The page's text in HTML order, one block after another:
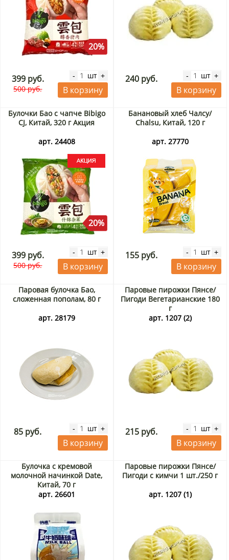
20%
399 руб.
500 руб.
- шт +
В корзину
240 руб. - шт +
В корзину
Булочки Бао с чапче Bibigo
CJ, Китай, 320 г Акция
арт. 24408
20%
399 руб.
500 руб.
- шт +
В корзину
Банановый хлеб Чалсу/
Chalsu, Китай, 120 г
арт. 27770
155 руб. - шт +
В корзину
Паровая булочка Бао,
сложенная пополам, 80 г
арт. 28179
85 руб. - шт +
В корзину
Паровые пирожки Пянсе/
Пигоди Вегетарианские 180
г
арт. 1207 (2)
215 руб. - шт +
В корзину
Булочка с кремовой
молочной начинкой Date,
Китай, 70 г
арт. 26601
Паровые пирожки Пянсе/
Пигоди с кимчи 1 шт./250 г
арт. 1207 (1)